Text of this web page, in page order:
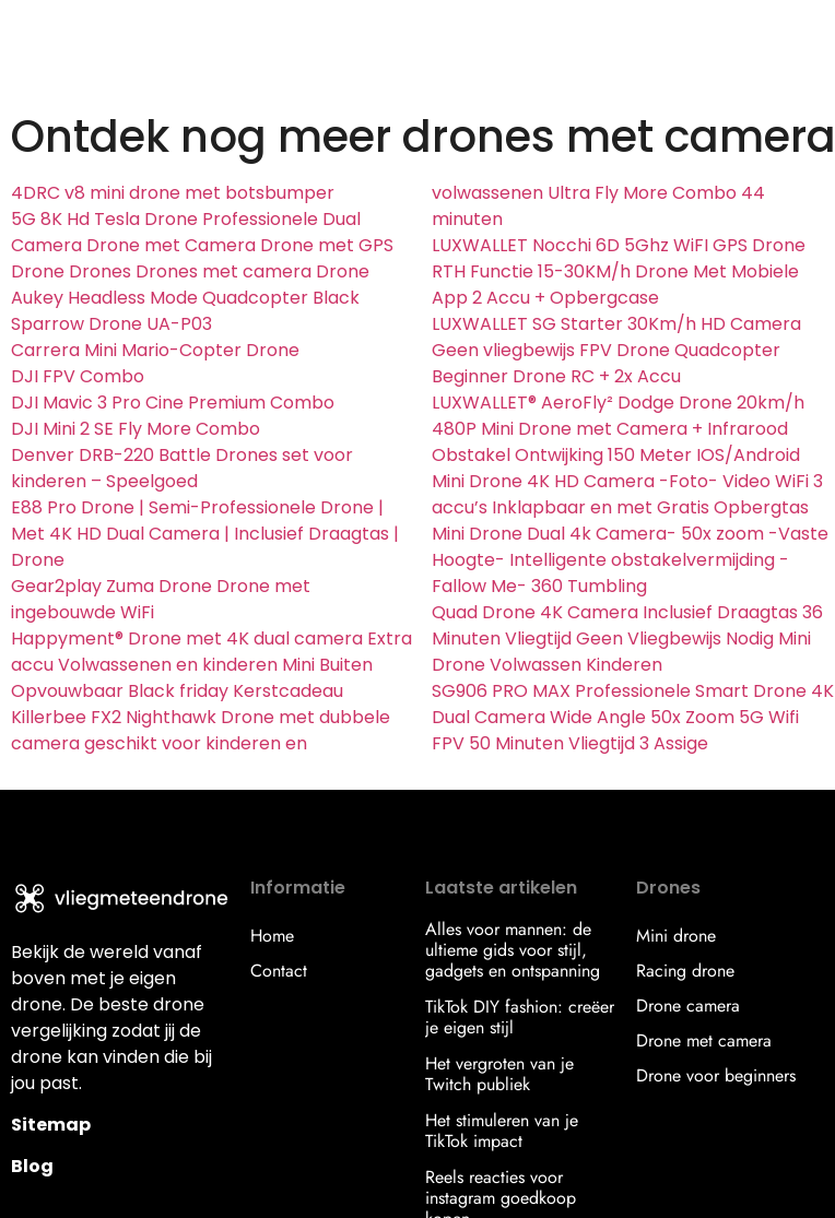
Ontdek nog meer drones met camera
4DRC v8 mini drone met botsbumper
5G 8K Hd Tesla Drone Professionele Dual
Camera Drone met Camera Drone met GPS
Drone Drones Drones met camera Drone
Aukey Headless Mode Quadcopter Black
Sparrow Drone UA-P03
Carrera Mini Mario-Copter Drone
DJI FPV Combo
DJI Mavic 3 Pro Cine Premium Combo
DJI Mini 2 SE Fly More Combo
Denver DRB-220 Battle Drones set voor
kinderen – Speelgoed
E88 Pro Drone | Semi-Professionele Drone |
Met 4K HD Dual Camera | Inclusief Draagtas |
Drone
Gear2play Zuma Drone Drone met
ingebouwde WiFi
Happyment® Drone met 4K dual camera Extra
accu Volwassenen en kinderen Mini Buiten
Opvouwbaar Black friday Kerstcadeau
Killerbee FX2 Nighthawk Drone met dubbele
camera geschikt voor kinderen en
volwassenen Ultra Fly More Combo 44
minuten
LUXWALLET Nocchi 6D 5Ghz WiFI GPS Drone
RTH Functie 15-30KM/h Drone Met Mobiele
App 2 Accu + Opbergcase
LUXWALLET SG Starter 30Km/h HD Camera
Geen vliegbewijs FPV Drone Quadcopter
Beginner Drone RC + 2x Accu
LUXWALLET® AeroFly² Dodge Drone 20km/h
480P Mini Drone met Camera + Infrarood
Obstakel Ontwijking 150 Meter IOS/Android
Mini Drone 4K HD Camera -Foto- Video WiFi 3
accu’s Inklapbaar en met Gratis Opbergtas
Mini Drone Dual 4k Camera- 50x zoom -Vaste
Hoogte- Intelligente obstakelvermijding -
Fallow Me- 360 Tumbling
Quad Drone 4K Camera Inclusief Draagtas 36
Minuten Vliegtijd Geen Vliegbewijs Nodig Mini
Drone Volwassen Kinderen
SG906 PRO MAX Professionele Smart Drone 4K
Dual Camera Wide Angle 50x Zoom 5G Wifi
FPV 50 Minuten Vliegtijd 3 Assige
Bekijk de wereld vanaf
boven met je eigen
drone. De beste drone
vergelijking zodat jij de
drone kan vinden die bij
jou past.
Sitemap
Blog
Informatie
Home
Contact
Laatste artikelen
Alles voor mannen: de
ultieme gids voor stijl,
gadgets en ontspanning
TikTok DIY fashion: creëer
je eigen stijl
Het vergroten van je
Twitch publiek
Het stimuleren van je
TikTok impact
Reels reacties voor
instagram goedkoop
Drones
Mini drone
Racing drone
Drone camera
Drone met camera
Drone voor beginners